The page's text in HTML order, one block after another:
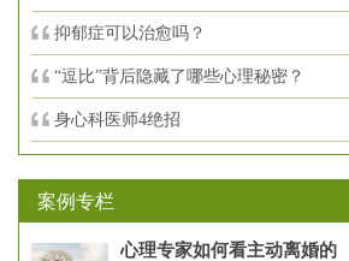
抑郁症可以治愈吗？
“逗比”背后隐藏了哪些心理秘密？
身心科医师4绝招
案例专栏
心理专家如何看主动离婚的